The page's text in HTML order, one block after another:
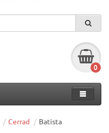
0
Cerrad Batista